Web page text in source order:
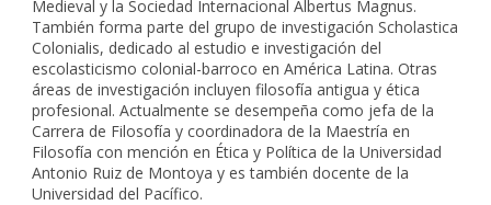
Medieval y la Sociedad Internacional Albertus Magnus.
También forma parte del grupo de investigación Scholastica
Colonialis, dedicado al estudio e investigación del
escolasticismo colonial-barroco en América Latina. Otras
áreas de investigación incluyen filosofía antigua y ética
profesional. Actualmente se desempeña como jefa de la
Carrera de Filosofía y coordinadora de la Maestría en
Filosofía con mención en Ética y Política de la Universidad
Antonio Ruiz de Montoya y es también docente de la
Universidad del Pacífico.